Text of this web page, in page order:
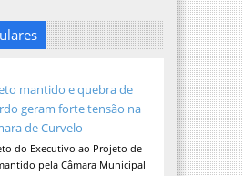
mantido e quebra de
geram forte tensão na
de Curvelo
do Executivo ao Projeto de
pela Câmara Municipal